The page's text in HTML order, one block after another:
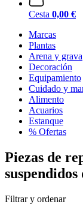
Cesta 0,00 €
Marcas
Plantas
Arena y grava
Decoración
Equipamiento
Cuidado y
Alimento
Acuarios
Estanque
% Ofertas
Piezas de
Filtrar y ordenar